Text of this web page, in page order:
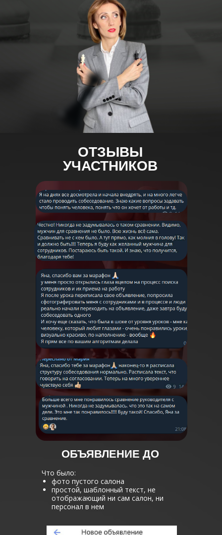
2,5 часа
ОТЗЫВЫ
УЧАСТНИКОВ
Что было:
фото пустого салона
простой, шаблонный текст, не
отображающий ни сам салон, ни
персонал в нем
ОБЪЯВЛЕНИЕ ДО